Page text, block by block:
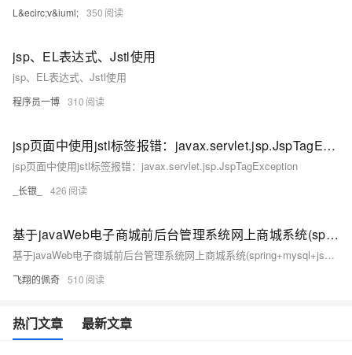
L&ecirc;v&iuml; 350
jsp、EL表达式、Jstl使用
jsp、EL表达式、Jstl使用
程序员一博 310
jsp页面中使用jstl标签报错：javax.servlet.jsp.JspTagException
jsp页面中使用jstl标签报错：javax.servlet.jsp.JspTagException
_长银_ 426
基于javaWeb电子商城前后台管理系统网上商城系统(spring+mysql+jsp+jstl+css)
基于javaWeb电子商城前后台管理系统网上商城系统(spring+mysql+jsp+jstl+css)
飞翔的佩奇 510
热门文章 最新文章